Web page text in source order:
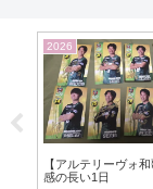
2026
【アルテリーヴォ
感の長い1日